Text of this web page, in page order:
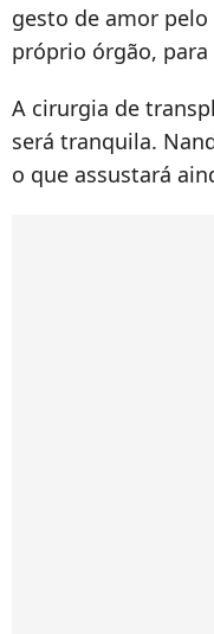
gesto de amor
próprio órgão, para
A cirurgia de
será tranquila.
o que assustará